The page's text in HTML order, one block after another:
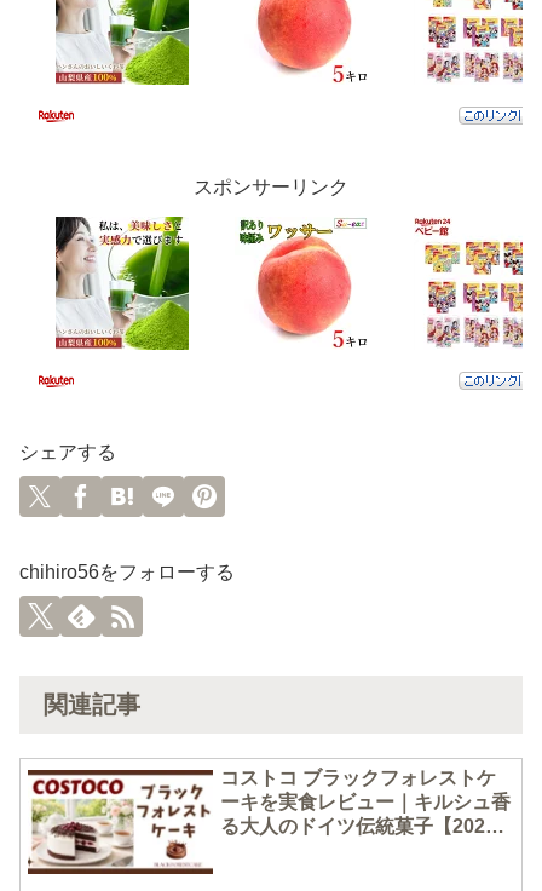
スポンサーリンク
シェアする
chihiro56をフォローする
関連記事
コストコ ブラックフォレストケ
ーキを実食レビュー｜キルシュ香
る大人のドイツ伝統菓子【2026